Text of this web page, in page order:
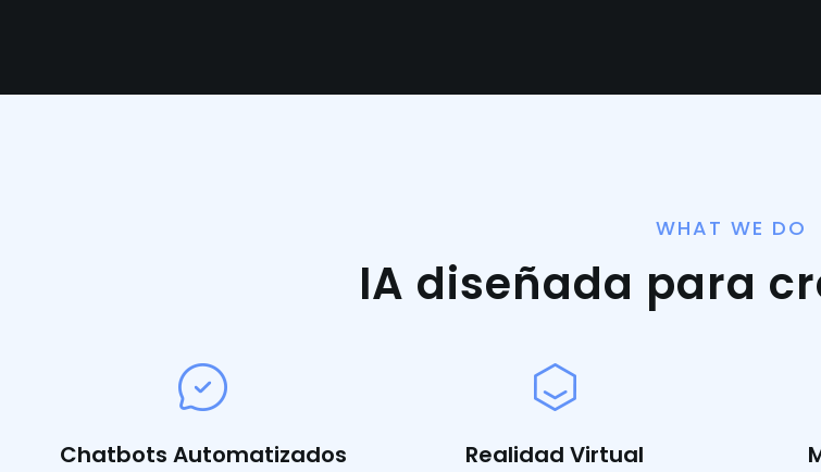
WHAT WE DO
IA diseñada para
Chatbots Automatizados
Realidad Virtual